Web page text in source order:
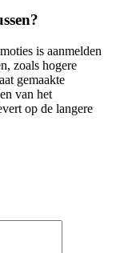
is aanmelden
zoals hogere
gemaakte
van het
op de langere